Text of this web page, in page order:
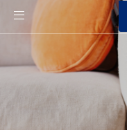
이
로
고